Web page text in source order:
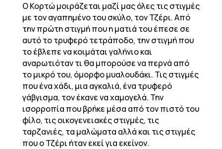
Ο Κορτώ μοιράζεται μαζί μας όλες τις στιγμές
με τον αγαπημένο του σκύλο, τον Τζέρι. Από
την πρώτη στιγμή που η ματιά του έπεσε σε
αυτό το τρυφερό τετράποδο, την στιγμή που
το έβλεπε να κοιμάται γαλήνιο και
αναρωτιόταν τι θα μπορούσε να περνά από
το μικρό του, όμορφο μυαλουδάκι. Τις στιγμές
που ένα χάδι, μια αγκαλιά, ένα τρυφερό
γάβγισμα, τον έκανε να χαμογελά. Την
ισορροπία που βρήκε μέσα από τον πιστό του
φίλο, τις οικογενειακές στιγμές, τις
ταρζανιές, τα μαλώματα αλλά και τις στιγμές
που ο Τζέρι ήταν εκεί για εκείνον.